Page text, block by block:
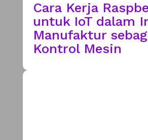
Cara Kerja
untuk IoT dalam
Manufaktur
Kontrol Mesin